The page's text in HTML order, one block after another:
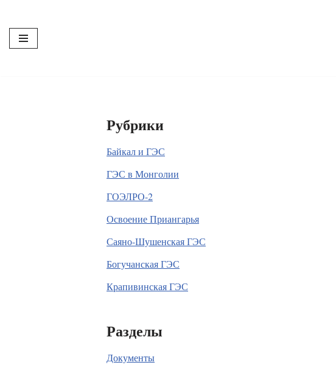
Перейти
к
Рубрики
Байкал и ГЭС
ГЭС в Монголии
ГОЭЛРО-2
Освоение Приангарья
Саяно-Шушенская ГЭС
Богучанская ГЭС
Крапивинская ГЭС
Разделы
Документы